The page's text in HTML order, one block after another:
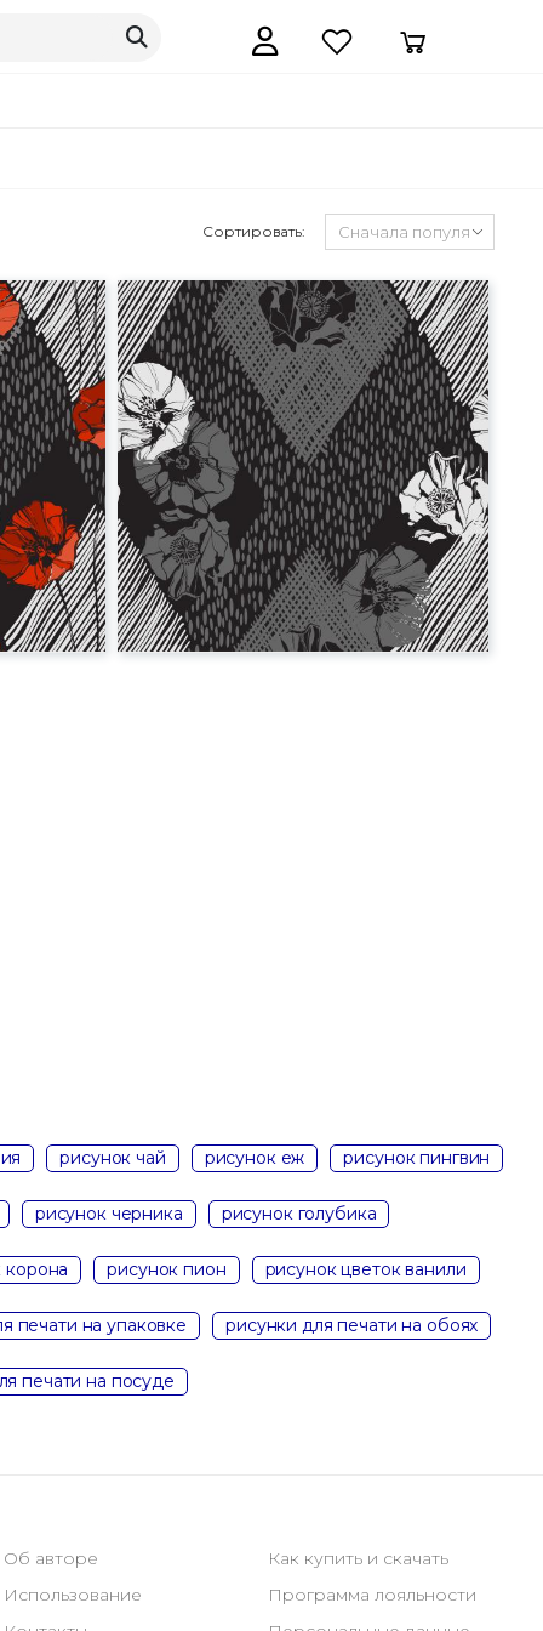
Сортировать:
рисунок чай рисунок еж рисунок пингвин
рисунок черника рисунок голубика
корона рисунок пион рисунок цветок ванили
печати на упаковке рисунки для печати на обоях
печати на посуде
Об авторе
Использование
Как купить и скачать
Программа лояльности